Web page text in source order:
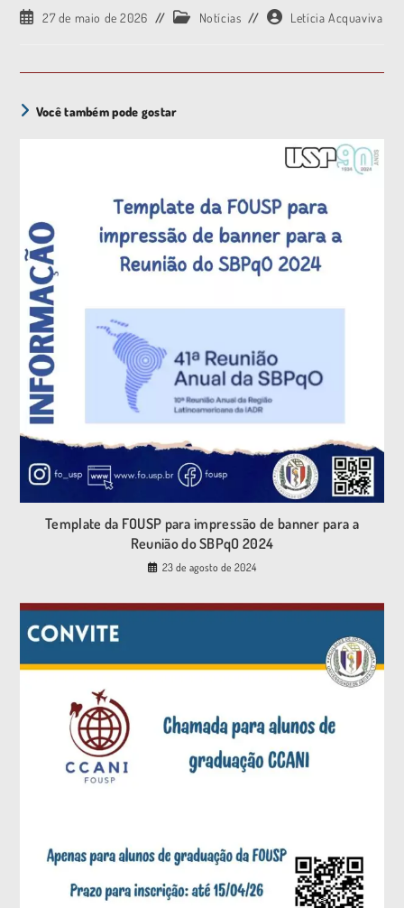
27 de maio de 2026 Notícias Letícia Acquaviva
Você também pode gostar
Template da FOUSP para impressão de banner para a
Reunião do SBPqO 2024
23 de agosto de 2024